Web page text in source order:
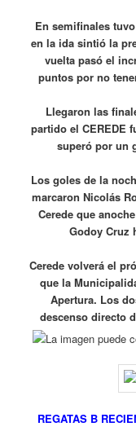
En semifinales
en la ida sintió la
vuelta pasó el
puntos por no
Llegaron las
partido el CEREDE
superó por un
Los goles de la
marcaron Nicolás
Cerede que
Godoy Cruz
Cerede volverá el
que la
Apertura. Los
descenso directo
REGATAS B